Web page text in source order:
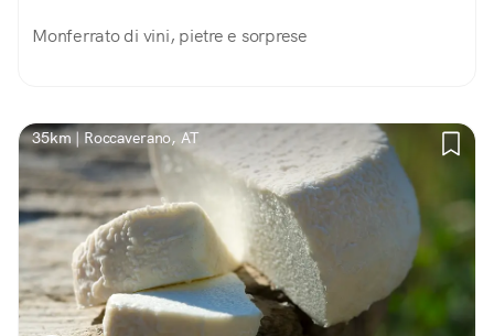
Monferrato di vini, pietre e sorprese
35km | Roccaverano, AT